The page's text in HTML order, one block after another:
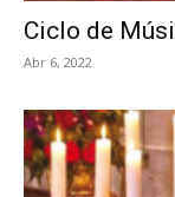
Ciclo de
Abr 6, 2022